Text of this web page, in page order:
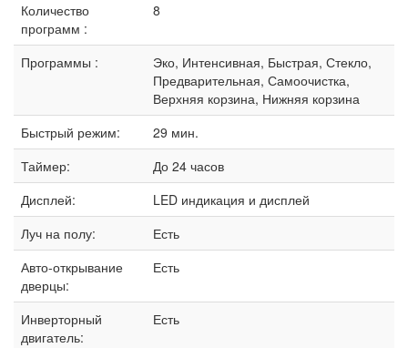
Количество
программ :
8
Программы :
Эко, Интенсивная, Быстрая, Стекло,
Предварительная, Самоочистка,
Верхняя корзина, Нижняя корзина
Быстрый режим:
29 мин.
Таймер:
До 24 часов
Дисплей:
LED индикация и дисплей
Луч на полу:
Есть
Авто-открывание
дверцы:
Есть
Инверторный
двигатель:
Есть